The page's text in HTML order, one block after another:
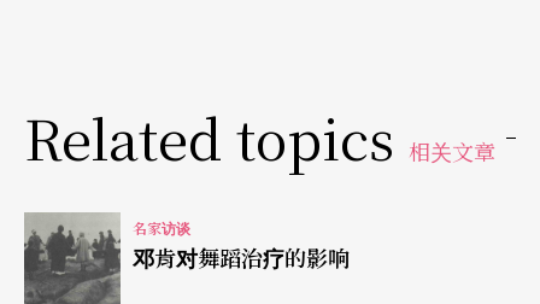
声音投射到后方去。事实上，早在德布西的时代，
作曲家们已进行著类似的尝试了，他们将钢琴声部
曲，以便吸引一般歌剧听众前来欣赏较难懂的艺术
歌曲。无论如何，这些权宜的措施只能适可而止，
Related topics 相关文章
名家访谈
邓肯对舞蹈治疗的影响